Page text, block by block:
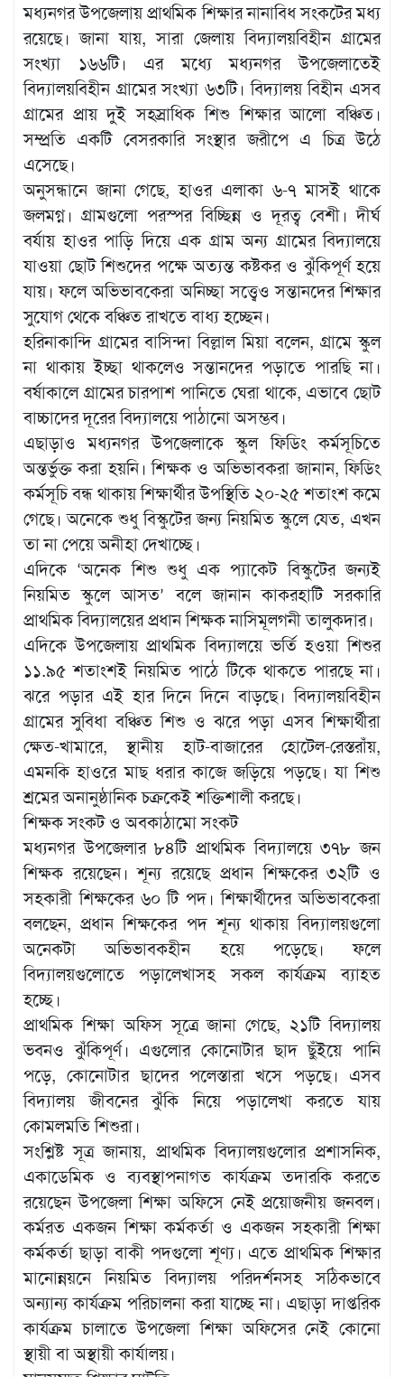
মধ্যনগর উপজেলায় প্রাথমিক শিক্ষার নানাবিধ সংকটের মধ্য
রয়েছে। জানা যায়, সারা জেলায় বিদ্যালয়বিহীন গ্রামের
সংখ্যা ১৬৬টি। এর মধ্যে মধ্যনগর উপজেলাতেই
বিদ্যালয়বিহীন গ্রামের সংখ্যা ৬৩টি। বিদ্যালয় বিহীন এসব
গ্রামের প্রায় দুই সহস্রাধিক শিশু শিক্ষার আলো বঞ্চিত।
সম্প্রতি একটি বেসরকারি সংস্থার জরীপে এ চিত্র উঠে
এসেছে।
অনুসন্ধানে জানা গেছে, হাওর এলাকা ৬-৭ মাসই থাকে
জলমগ্ন। গ্রামগুলো পরস্পর বিচ্ছিন্ন ও দূরত্ব বেশী। দীর্ঘ
বর্যায় হাওর পাড়ি দিয়ে এক গ্রাম অন্য গ্রামের বিদ্যালয়ে
যাওয়া ছোট শিশুদের পক্ষে অত্যন্ত কষ্টকর ও ঝুঁকিপূর্ণ হয়ে
যায়। ফলে অভিভাবকেরা অনিচ্ছা সত্ত্বেও সন্তানদের শিক্ষার
সুযোগ থেকে বঞ্চিত রাখতে বাধ্য হচ্ছেন।
হরিনাকান্দি গ্রামের বাসিন্দা বিল্লাল মিয়া বলেন, গ্রামে স্কুল
না থাকায় ইচ্ছা থাকলেও সন্তানদের পড়াতে পারছি না।
বর্ষাকালে গ্রামের চারপাশ পানিতে ঘেরা থাকে, এভাবে ছোট
বাচ্চাদের দূরের বিদ্যালয়ে পাঠানো অসম্ভব।
এছাড়াও মধ্যনগর উপজেলাকে স্কুল ফিডিং কর্মসূচিতে
অন্তর্ভুক্ত করা হয়নি। শিক্ষক ও অভিভাবকরা জানান, ফিডিং
কর্মসূচি বন্ধ থাকায় শিক্ষার্থীর উপস্থিতি ২০-২৫ শতাংশ কমে
গেছে। অনেকে শুধু বিস্কুটের জন্য নিয়মিত স্কুলে যেত, এখন
তা না পেয়ে অনীহা দেখাচ্ছে।
এদিকে ‘অনেক শিশু শুধু এক প্যাকেট বিস্কুটের জন্যই
নিয়মিত স্কুলে আসত’ বলে জানান কাকরহাটি সরকারি
প্রাথমিক বিদ্যালয়ের প্রধান শিক্ষক নাসিমূলগনী তালুকদার।
এদিকে উপজেলায় প্রাথমিক বিদ্যালয়ে ভর্তি হওয়া শিশুর
১১.৯৫ শতাংশই নিয়মিত পাঠে টিকে থাকতে পারছে না।
ঝরে পড়ার এই হার দিনে দিনে বাড়ছে। বিদ্যালয়বিহীন
গ্রামের সুবিধা বঞ্চিত শিশু ও ঝরে পড়া এসব শিক্ষার্থীরা
ক্ষেত-খামারে, স্থানীয় হাট-বাজারের হোটেল-রেস্তরাঁয়,
এমনকি হাওরে মাছ ধরার কাজে জড়িয়ে পড়ছে। যা শিশু
শ্রমের অনানুষ্ঠানিক চক্রকেই শক্তিশালী করছে।
শিক্ষক সংকট ও অবকাঠামো সংকট
মধ্যনগর উপজেলার ৮৪টি প্রাথমিক বিদ্যালয়ে ৩৭৮ জন
শিক্ষক রয়েছেন। শূন্য রয়েছে প্রধান শিক্ষকের ৩২টি ও
সহকারী শিক্ষকের ৬০ টি পদ। শিক্ষার্থীদের অভিভাবকেরা
বলছেন, প্রধান শিক্ষকের পদ শূন্য থাকায় বিদ্যালয়গুলো
অনেকটা অভিভাবকহীন হয়ে পড়েছে। ফলে
বিদ্যালয়গুলোতে পড়ালেখাসহ সকল কার্যক্রম ব্যাহত
হচ্ছে।
প্রাথমিক শিক্ষা অফিস সূত্রে জানা গেছে, ২১টি বিদ্যালয়
ভবনও ঝুঁকিপূর্ণ। এগুলোর কোনোটার ছাদ ছুঁইয়ে পানি
পড়ে, কোনোটার ছাদের পলেস্তারা খসে পড়ছে। এসব
বিদ্যালয় জীবনের ঝুঁকি নিয়ে পড়ালেখা করতে যায়
কোমলমতি শিশুরা।
সংশ্লিষ্ট সূত্র জানায়, প্রাথমিক বিদ্যালয়গুলোর প্রশাসনিক,
একাডেমিক ও ব্যবস্থাপনাগত কার্যক্রম তদারকি করতে
রয়েছেন উপজেলা শিক্ষা অফিসে নেই প্রয়োজনীয় জনবল।
কর্মরত একজন শিক্ষা কর্মকর্তা ও একজন সহকারী শিক্ষা
কর্মকর্তা ছাড়া বাকী পদগুলো শূণ্য। এতে প্রাথমিক শিক্ষার
মানোন্নয়নে নিয়মিত বিদ্যালয় পরিদর্শনসহ সঠিকভাবে
অন্যান্য কার্যক্রম পরিচালনা করা যাচ্ছে না। এছাড়া দাপ্তরিক
কার্যক্রম চালাতে উপজেলা শিক্ষা অফিসের নেই কোনো
স্থায়ী বা অস্থায়ী কার্যালয়।